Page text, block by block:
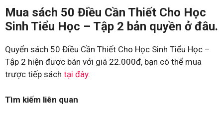
Mua sách 50 Điều Cần Thiết Cho Học
Sinh Tiểu Học – Tập 2 bản quyền ở đâu.
Quyển sách 50 Điều Cần Thiết Cho Học Sinh Tiểu Học –
Tập 2 hiện được bán với giá 22.000đ, bạn có thể mua
trược tiếp sách tại đây.
Tìm kiếm liên quan